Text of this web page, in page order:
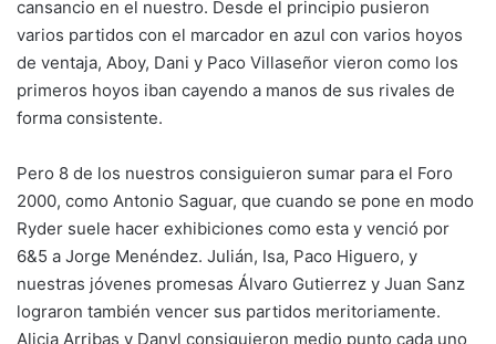
cansancio en el nuestro. Desde el principio pusieron
varios partidos con el marcador en azul con varios hoyos
de ventaja, Aboy, Dani y Paco Villaseñor vieron como los
primeros hoyos iban cayendo a manos de sus rivales de
forma consistente.
Pero 8 de los nuestros consiguieron sumar para el Foro
2000, como Antonio Saguar, que cuando se pone en modo
Ryder suele hacer exhibiciones como esta y venció por
6&5 a Jorge Menéndez. Julián, Isa, Paco Higuero, y
nuestras jóvenes promesas Álvaro Gutierrez y Juan Sanz
lograron también vencer sus partidos meritoriamente.
Alicia Arribas y Danyl consiguieron medio punto cada uno